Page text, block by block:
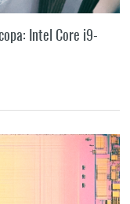
Intel Core i9-